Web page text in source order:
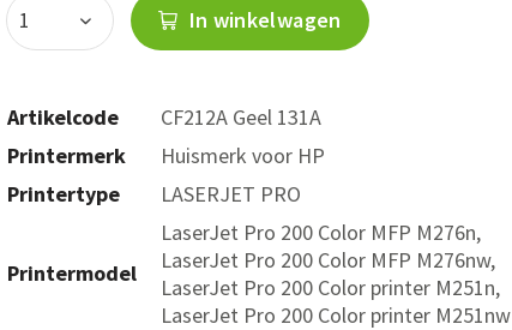
In winkelwagen
Artikelcode
CF212A Geel 131A
Printermerk
Huismerk voor HP
Printertype
LASERJET PRO
Printermodel
LaserJet Pro 200 Color MFP M276n,
LaserJet Pro 200 Color MFP M276nw,
LaserJet Pro 200 Color printer M251n,
LaserJet Pro 200 Color printer M251nw